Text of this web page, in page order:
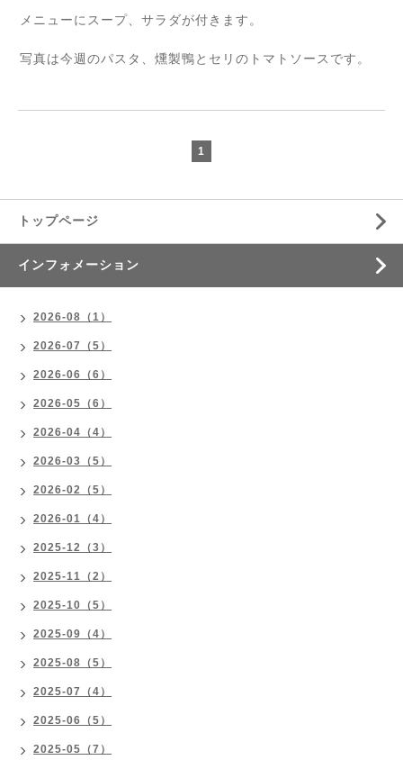
メニューにスープ、サラダが付きます。
写真は今週のパスタ、 燻製鴨とセリのトマトソースです。
1
トップページ
インフォメーション
2026-08（1）
2026-07（5）
2026-06（6）
2026-05（6）
2026-04（4）
2026-03（5）
2026-02（5）
2026-01（4）
2025-12（3）
2025-11（2）
2025-10（5）
2025-09（4）
2025-08（5）
2025-07（4）
2025-06（5）
2025-05（7）